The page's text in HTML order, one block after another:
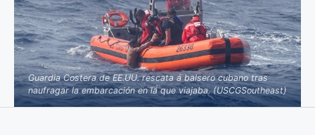
Guardia Costera de EE.UU. rescata a balsero cubano tras
naufragar la embarcación en la que viajaba. (USCGSoutheast)